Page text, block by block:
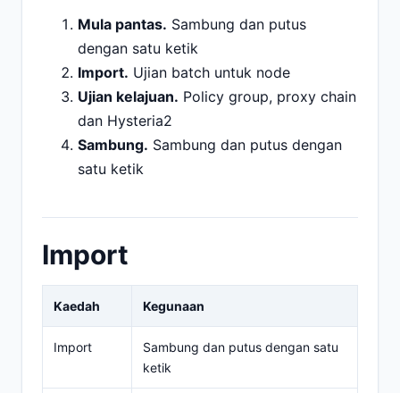
Mula pantas. Sambung dan putus
dengan satu ketik
Import. Ujian batch untuk node
Ujian kelajuan. Policy group, proxy chain
dan Hysteria2
Sambung. Sambung dan putus dengan
satu ketik
Import
Kaedah Kegunaan
Import
Sambung dan putus dengan satu
ketik